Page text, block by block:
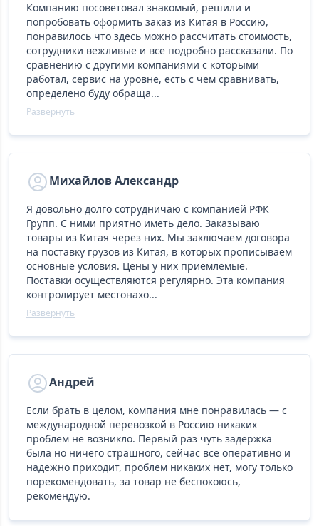
Компанию посоветовал знакомый, решили и
попробовать оформить заказ из Китая в Россию,
понравилось что здесь можно рассчитать стоимость,
сотрудники вежливые и все подробно рассказали. По
сравнению с другими компаниями с которыми
работал, сервис на уровне, есть с чем сравнивать,
определено буду обраща...
Развернуть
Михайлов Александр
Я довольно долго сотрудничаю с компанией РФК
Групп. С ними приятно иметь дело. Заказываю
товары из Китая через них. Мы заключаем договора
на поставку грузов из Китая, в которых прописываем
основные условия. Цены у них приемлемые.
Поставки осуществляются регулярно. Эта компания
контролирует местонахо...
Развернуть
Андрей
Если брать в целом, компания мне понравилась — с
международной перевозкой в Россию никаких
проблем не возникло. Первый раз чуть задержка
была но ничего страшного, сейчас все оперативно и
надежно приходит, проблем никаких нет, могу только
порекомендовать, за товар не беспокоюсь,
рекомендую.